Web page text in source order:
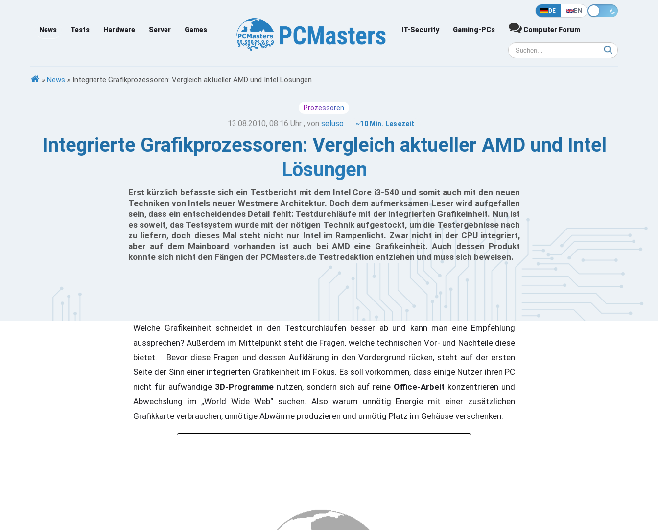
DE EN
News Tests Hardware Server Games IT-Security Gaming-PCs Computer Forum
» News » Integrierte Grafikprozessoren: Vergleich aktueller AMD und Intel Lösungen
Prozessoren
13.08.2010, 08:16 Uhr , vonseluso ~10 Min. Lesezeit
Integrierte Grafikprozessoren: Vergleich aktueller AMD und Intel
Lösungen
Erst kürzlich befasste sich ein Testbericht mit dem Intel Core i3-540 und somit auch mit den neuen
Techniken von Intels neuer Westmere Architektur. Doch dem aufmerksamen Leser wird aufgefallen
sein, dass ein entscheidendes Detail fehlt: Testdurchläufe mit der integrierten Grafikeinheit. Nun ist
es soweit, das Testsystem wurde mit der nötigen Technik aufgestockt, um die Testergebnisse nach
zu liefern, doch dieses Mal steht nicht nur Intel im Rampenlicht. Zwar nicht in der CPU integriert,
aber auf dem Mainboard vorhanden ist auch bei AMD eine Grafikeinheit. Auch dessen Produkt
konnte sich nicht den Fängen der PCMasters.de Testredaktion entziehen und muss sich beweisen.
Welche Grafikeinheit schneidet in den Testdurchläufen besser ab und kann man eine Empfehlung
aussprechen? Außerdem im Mittelpunkt steht die Fragen, welche technischen Vor- und Nachteile diese
bietet. Bevor diese Fragen und dessen Aufklärung in den Vordergrund rücken, steht auf der ersten
Seite der Sinn einer integrierten Grafikeinheit im Fokus. Es soll vorkommen, dass einige Nutzer ihren PC
nicht für aufwändige 3D-Programmenutzen, sondern sich auf reine Office-Arbeit konzentrieren und
Abwechslung im „World Wide Web“ suchen. Also warum unnötig Energie mit einer zusätzlichen
Grafikkarte verbrauchen, unnötige Abwärme produzieren und unnötig Platz im Gehäuse verschenken.